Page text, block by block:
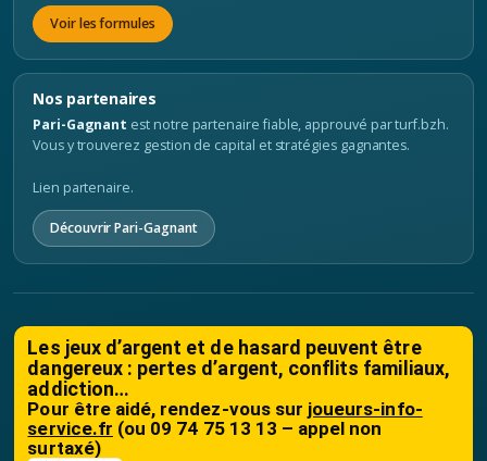
Voir les formules
Nos partenaires
Pari-Gagnant est notre partenaire fiable, approuvé par turf.bzh.
Vous y trouverez gestion de capital et stratégies gagnantes.
Lien partenaire.
Découvrir Pari-Gagnant
Les jeux d’argent et de hasard peuvent être
dangereux : pertes d’argent, conflits familiaux,
addiction…
Pour être aidé, rendez-vous sur joueurs-info-
service.fr (ou 09 74 75 13 13 – appel non
surtaxé)